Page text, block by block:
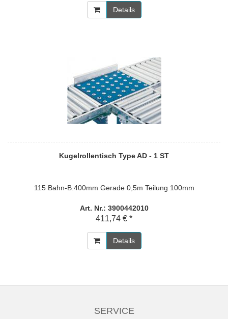
Details
Kugelrollentisch Type AD - 1 ST
115 Bahn-B.400mm Gerade 0,5m Teilung 100mm
Art. Nr.: 3900442010
411,74 € *
Details
SERVICE